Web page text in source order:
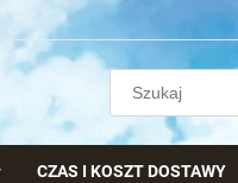
CZAS I KOSZT DOSTAWY